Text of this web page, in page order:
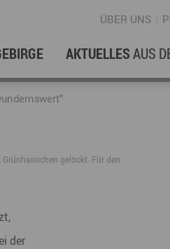
ÜBER UNS
AKTUELLESAUS
gelockt. Für den
der